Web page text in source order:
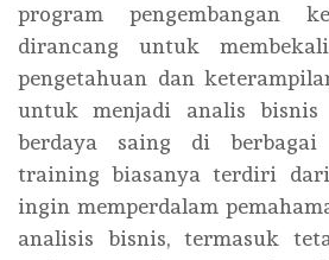
program pengembangan
dirancang untuk
pengetahuan dan
untuk menjadi analis
berdaya saing di berbagai
training biasanya terdiri
ingin memperdalam
analisis bisnis, termasuk